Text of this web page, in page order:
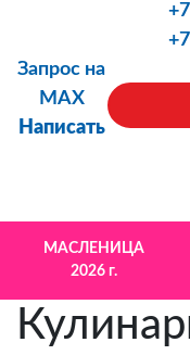
Запрос на
MAX
Написать
МАСЛЕНИЦА
2026 г.